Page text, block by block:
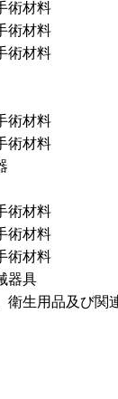
術材料
術材料
術材料
術材料
術材料
術材料
術材料
術材料
器具
衛生用品及び関